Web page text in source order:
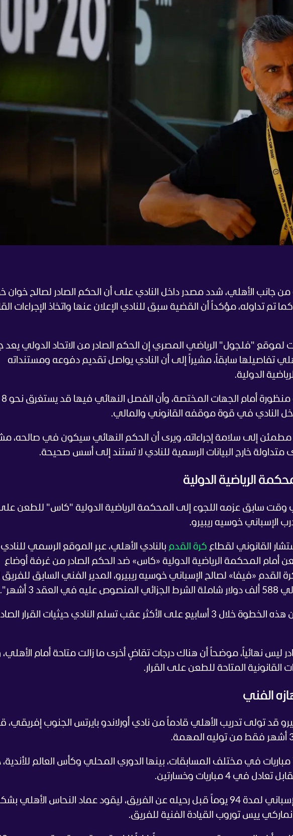
الأهلي، شدد مصدر داخل النادي على أن الحكم الصادر لصالح خوان
تم تداوله، مؤكداً أن القضية سبق للنادي الإعلان عنها واتخاذ الإجراءات
"فلجول" الرياضي المصري إن الحكم الصادر من الاتحاد الدولي يعد
تفاصيلها سابقاً، مشيراً إلى أن النادي يواصل تقديم دفوعه ومستنداته
الدولية.
النادي في قوة موقفه القانوني والمالي.
إلى سلامة إجراءاته، ويرى أن الحكم النهائي سيكون في صالحه،
خارج البيانات الرسمية للنادي لا تستند إلى أسس صحيحة.
الرياضية الدولية
وقت سابق عزمه اللجوء إلى المحكمة الرياضية الدولية "كاس" للطعن
الإسباني خوسيه ريبيرو.
القانوني لقطاع كرة القدم بالنادي الأهلي، عبر الموقع الرسمي
المحكمة الرياضية الدولية «كاس» ضد الحكم الصادر من غرفة أوضاع
لكرة القدم «فيفا» لصالح الإسباني خوسيه ريبيرو، المدير الفني السابق للفريق
3 أشهر".
وأضاف: "سيتم الانتهاء من هذه الخطوة خلال 3 أسابيع على الأكثر عقب تسلم النادي حيثيات القرار
ليس نهائياً، موضحاً أن هناك درجات تقاضٍ أخرى ما زالت متاحة أمام الأهلي،
القانونية المتاحة للطعن على القرار.
الفني
قد تولى تدريب الأهلي قادماً من نادي أورلاندو بايرتس الجنوب إفريقي،
وخاض ريبيرو مع الأهلي 7 مباريات في مختلف المسابقات، بينها الدوري المحلي وكأس العالم
4 مباريات وخسارتين.
واستمرت تجربة المدرب الإسباني لمدة 94 يوماً قبل رحيله عن الفريق، ليقود عماد النحاس الأهلي
ييس توروب القيادة الفنية للفريق.